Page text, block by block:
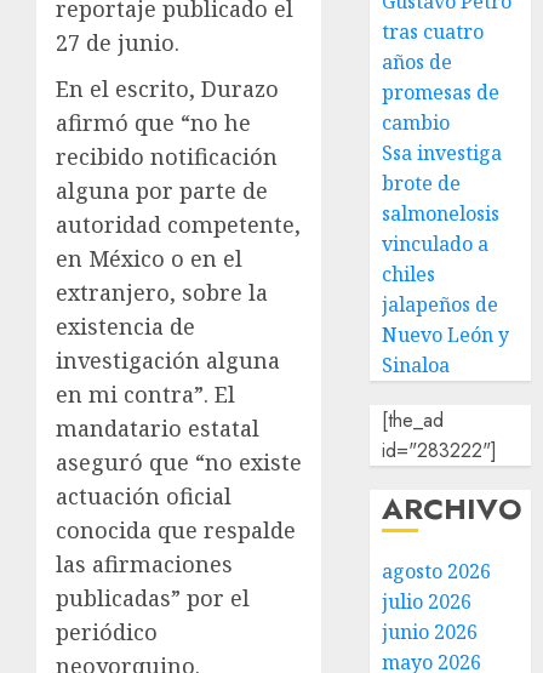
reportaje publicado el
27 de junio.
En el escrito, Durazo
afirmó que “no he
recibido notificación
alguna por parte de
autoridad competente,
en México o en el
extranjero, sobre la
existencia de
investigación alguna
en mi contra”. El
mandatario estatal
aseguró que “no existe
actuación oficial
conocida que respalde
las afirmaciones
publicadas” por el
periódico
neoyorquino.
tras cuatro
años de
promesas de
cambio
Ssa investiga
brote de
salmonelosis
vinculado a
chiles
jalapeños de
Nuevo León y
Sinaloa
[the_ad
id="283222"]
ARCHIVO
agosto 2026
julio 2026
junio 2026
mayo 2026